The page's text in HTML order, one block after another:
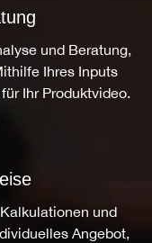
und Beratung,
Ihres Inputs
Ihr Produktvideo.
und
Angebot,